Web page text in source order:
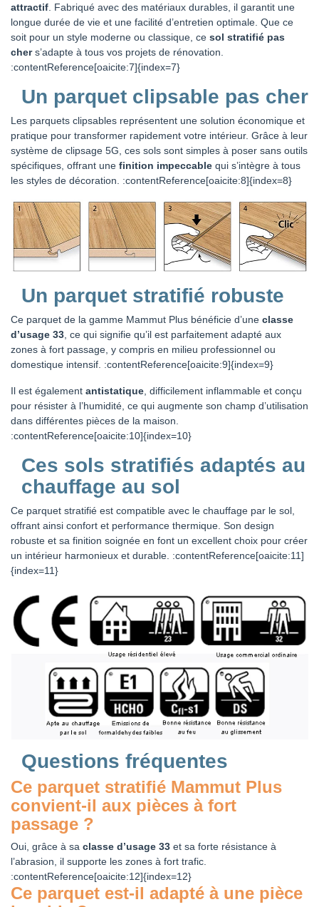
attractif . Fabriqué avec des matériaux durables, il garantit une
longue durée de vie et une facilité d’entretien optimale. Que ce
soit pour un style moderne ou classique, ce sol stratifié pas
chers’adapte à tous vos projets de rénovation.
:contentReference[oaicite:7]{index=7}
Un parquet clipsable pas cher
Les parquets clipsables représentent une solution économique et
pratique pour transformer rapidement votre intérieur. Grâce à leur
système de clipsage 5G, ces sols sont simples à poser sans outils
spécifiques, offrant une finition impeccable qui s’intègre à tous
les styles de décoration. :contentReference[oaicite:8]{index=8}
Un parquet stratifié robuste
Ce parquet de la gamme Mammut Plus bénéficie d’une classe
d’usage 33 , ce qui signifie qu’il est parfaitement adapté aux
zones à fort passage, y compris en milieu professionnel ou
domestique intensif. :contentReference[oaicite:9]{index=9}
Il est également antistatique , difficilement inflammable et conçu
pour résister à l’humidité, ce qui augmente son champ d’utilisation
dans différentes pièces de la maison.
:contentReference[oaicite:10]{index=10}
Ces sols stratifiés adaptés au
chauffage au sol
Ce parquet stratifié est compatible avec le chauffage par le sol,
offrant ainsi confort et performance thermique. Son design
robuste et sa finition soignée en font un excellent choix pour créer
un intérieur harmonieux et durable. :contentReference[oaicite:11]
{index=11}
Questions fréquentes
Ce parquet stratifié Mammut Plus
convient‑il aux pièces à fort
passage ?
Oui, grâce à sa classe d’usage 33 et sa forte résistance à
l’abrasion, il supporte les zones à fort trafic.
:contentReference[oaicite:12]{index=12}
Ce parquet est‑il adapté à une pièce